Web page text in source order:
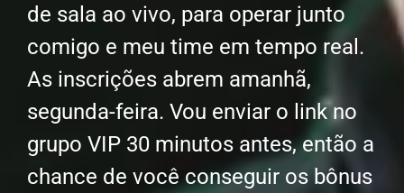
de sala ao vivo, para operar junto
comigo e meu time em tempo real.
As inscrições abrem amanhã,
segunda-feira. Vou enviar o link no
grupo VIP 30 minutos antes, então a
chance de você conseguir os bônus